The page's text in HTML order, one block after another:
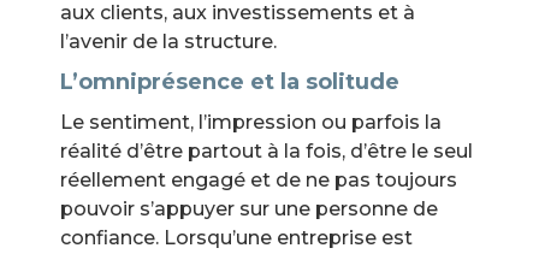
aux clients, aux investissements et à
l’avenir de la structure.
L’omniprésence et la solitude
Le sentiment, l’impression ou parfois la
réalité d’être partout à la fois, d’être le seul
réellement engagé et de ne pas toujours
pouvoir s’appuyer sur une personne de
confiance. Lorsqu’une entreprise est